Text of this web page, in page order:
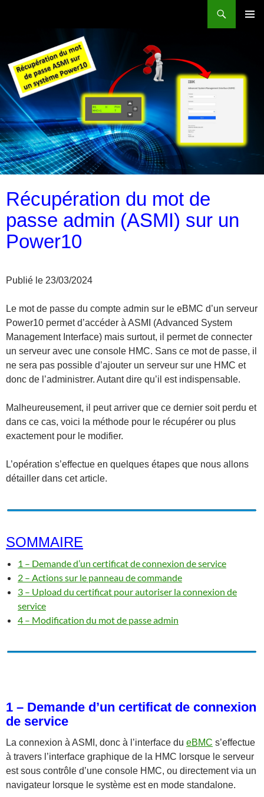
Récupération du mot de
passe admin (ASMI) sur un
Power10
Publié le 23/03/2024
Le mot de passe du compte admin sur le eBMC d’un serveur
Power10 permet d’accéder à ASMI (Advanced System
Management Interface) mais surtout, il permet de connecter
un serveur avec une console HMC. Sans ce mot de passe, il
ne sera pas possible d’ajouter un serveur sur une HMC et
donc de l’administrer. Autant dire qu’il est indispensable.
Malheureusement, il peut arriver que ce dernier soit perdu et
dans ce cas, voici la méthode pour le récupérer ou plus
exactement pour le modifier.
L’opération s’effectue en quelques étapes que nous allons
détailler dans cet article.
SOMMAIRE
1 – Demande d’un certificat de connexion de service
2 – Actions sur le panneau de commande
3 – Upload du certificat pour autoriser la connexion de
service
4 – Modification du mot de passe admin
1 – Demande d’un certificat de connexion
de service
La connexion à ASMI, donc à l’interface du eBMC s’effectue
à travers l’interface graphique de la HMC lorsque le serveur
est sous contrôle d’une console HMC, ou directement via un
navigateur lorsque le système est en mode standalone.